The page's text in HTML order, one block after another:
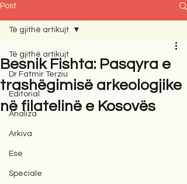
Post
Të gjithë artikujt
Dr Fatmir Terziu
Editorial
Analiza
Arkiva
Ese
Speciale
Të gjithë artikujt
Besnik Fishta: Pasqyra e
trashëgimisë arkeologjike
në filatelinë e Kosovës